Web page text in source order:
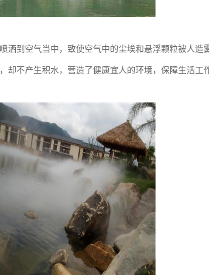
洒到空气当中，致使空气中的尘埃和悬浮颗粒被人造
却不产生积水，营造了健康宜人的环境，保障生活工